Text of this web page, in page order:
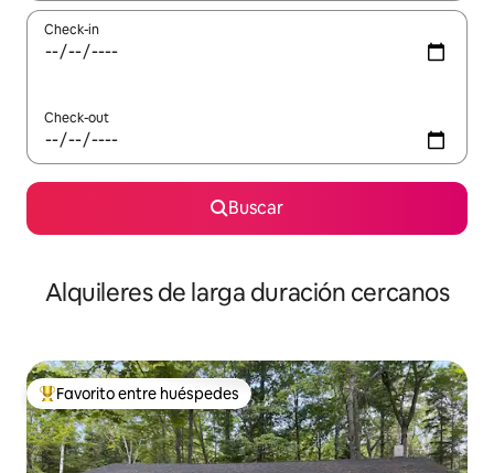
Check-in
Check-out
Buscar
Alquileres de larga duración cercanos
Favorito entre los huéspedes más destacados
Favorito entre huéspedes